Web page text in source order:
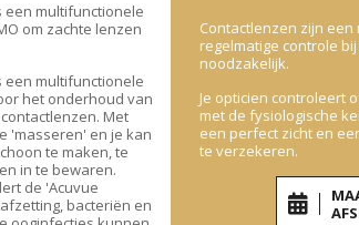
een multifunctionele
om zachte lenzen
een multifunctionele
het onderhoud van
Met
'masseren' en je kan
te maken, te
in te bewaren.
de 'Acuvue
bacteriën en
Contactlenzen zijn een
regelmatige controle
noodzakelijk.
Je opticien controleert
met de fysiologische
een perfect zicht en
te verzekeren.